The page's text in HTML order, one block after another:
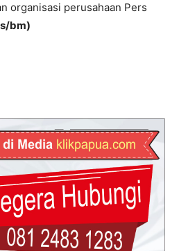
organisasi perusahaan Pers
bm)